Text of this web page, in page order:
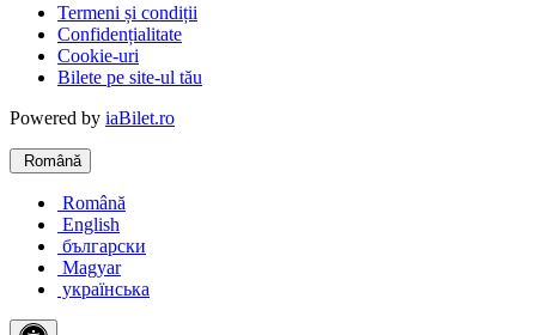
Termeni și condiții
Confidențialitate
Cookie-uri
Bilete pe site-ul tău
Powered by iaBilet.ro
Română
Română
English
български
Magyar
українська